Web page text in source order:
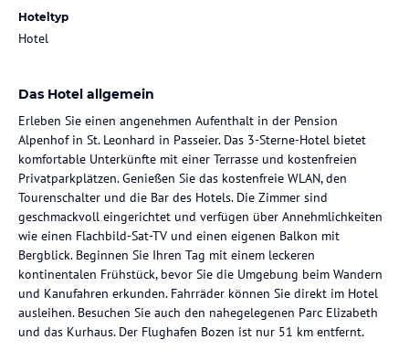
Hoteltyp
Hotel
Das Hotel allgemein
Erleben Sie einen angenehmen Aufenthalt in der Pension
Alpenhof in St. Leonhard in Passeier. Das 3-Sterne-Hotel bietet
komfortable Unterkünfte mit einer Terrasse und kostenfreien
Privatparkplätzen. Genießen Sie das kostenfreie WLAN, den
Tourenschalter und die Bar des Hotels. Die Zimmer sind
geschmackvoll eingerichtet und verfügen über Annehmlichkeiten
wie einen Flachbild-Sat-TV und einen eigenen Balkon mit
Bergblick. Beginnen Sie Ihren Tag mit einem leckeren
kontinentalen Frühstück, bevor Sie die Umgebung beim Wandern
und Kanufahren erkunden. Fahrräder können Sie direkt im Hotel
ausleihen. Besuchen Sie auch den nahegelegenen Parc Elizabeth
und das Kurhaus. Der Flughafen Bozen ist nur 51 km entfernt.